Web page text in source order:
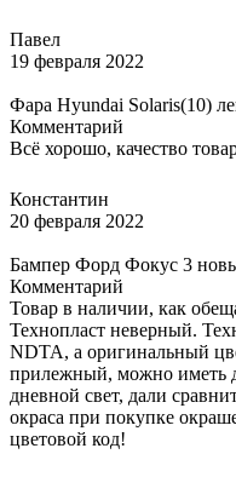
Павел
19 февраля 2022
Фара Hyundai Solaris(10)
Комментарий
Всё хорошо, качество
Константин
20 февраля 2022
Бампер Форд Фокус 3
Комментарий
Товар в наличии, как
Технопласт неверный.
NDTA, а оригинальный
прилежный, можно иметь
дневной свет, дали
окраса при покупке
цветовой код!